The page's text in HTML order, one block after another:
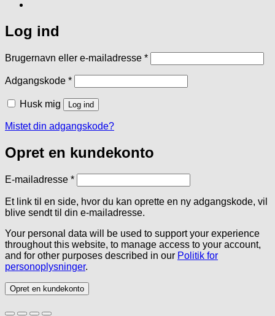
Log ind
Brugernavn eller e-mailadresse *Påkrævet
Adgangskode *Påkrævet
Husk mig Log ind
Mistet din adgangskode?
Opret en kundekonto
E-mailadresse *Påkrævet
Et link til en side, hvor du kan oprette en ny adgangskode, vil
blive sendt til din e-mailadresse.
Your personal data will be used to support your experience
throughout this website, to manage access to your account,
and for other purposes described in our Politik for
personoplysninger.
Opret en kundekonto